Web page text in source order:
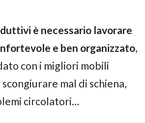
è necessario lavorare
e ben organizzato,
con i migliori mobili
mal di schiena,
circolatori…